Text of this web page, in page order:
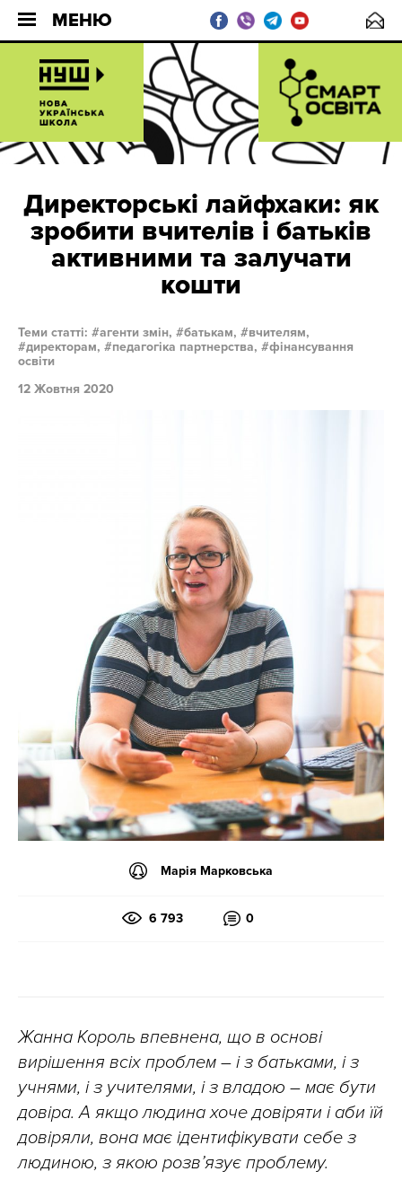
МЕНЮ
Директорські лайфхаки: як
зробити вчителів і батьків
активними та залучати
кошти
Теми статті: агенти змін, батькам,
вчителям,
директорам,
педагогіка партнерства,
фінансування
освіти
12 Жовтня 2020
Марія Марковська
6 793 0
Жанна Король впевнена, що в основі
вирішення всіх проблем – і з батьками, і з
учнями, і з учителями, і з владою – має бути
довіра. А якщо людина хоче довіряти і аби їй
довіряли, вона має ідентифікувати себе з
людиною, з якою розв’язує проблему.